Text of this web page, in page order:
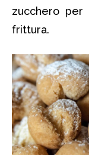
zucchero
frittura.